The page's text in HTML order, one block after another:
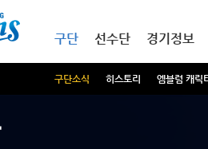
구단
구단소식 히스토리 엠블럼 캐릭
선수단 경기정보